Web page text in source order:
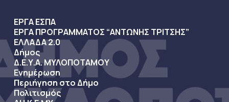
ΕΡΓΑ ΕΣΠΑ
ΕΡΓΑ ΠΡΟΓΡΑΜΜΑΤΟΣ “ΑΝΤΩΝΗΣ ΤΡΙΤΣΗΣ”
ΕΛΛΑΔΑ 2.0
Δήμος
Δ.Ε.Υ.Α. ΜΥΛΟΠΟΤΑΜΟΥ
Ενημέρωση
Περιήγηση στο Δήμο
Πολιτισμός